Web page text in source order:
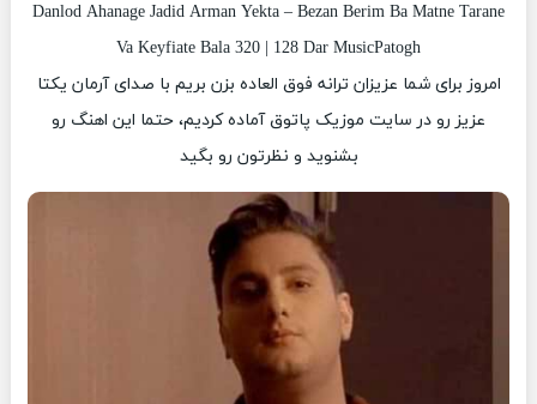
Danlod Ahanage Jadid Arman Yekta – Bezan Berim Ba Matne Tarane
Va Keyfiate Bala 320 | 128 Dar MusicPatogh
امروز برای شما عزیزان ترانه فوق العاده بزن بریم با صدای آرمان یکتا
عزیز رو در سایت موزیک پاتوق آماده کردیم، حتما این اهنگ رو
بشنوید و نظرتون رو بگید